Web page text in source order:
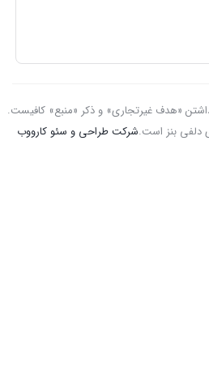
«هدف غیرتجاری» و ذکر «منبع» کافیست.
دلفی بنز است.شرکت طراحی و سئو کارووب